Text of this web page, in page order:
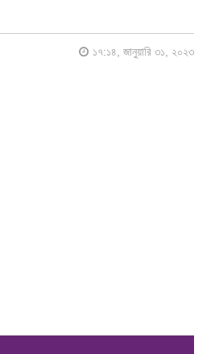
১৭:১৪, জানুয়ারি ৩১, ২০২৩